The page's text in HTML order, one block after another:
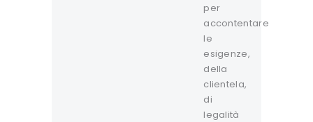
per
accontentare
le
esigenze,
della
clientela,
di
legalità